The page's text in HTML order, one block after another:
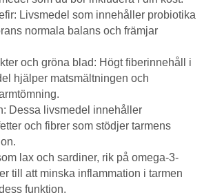
Livsmedel som innehåller probiotika
normala balans och främjar
och gröna blad: Högt fiberinnehåll i
hjälper matsmältningen och
Dessa livsmedel innehåller
och fibrer som stödjer tarmens
lax och sardiner, rik på omega-3-
till att minska inflammation i tarmen
funktion.